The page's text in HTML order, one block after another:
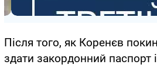
Після того, як Коренєв
здати закордонний паспорт